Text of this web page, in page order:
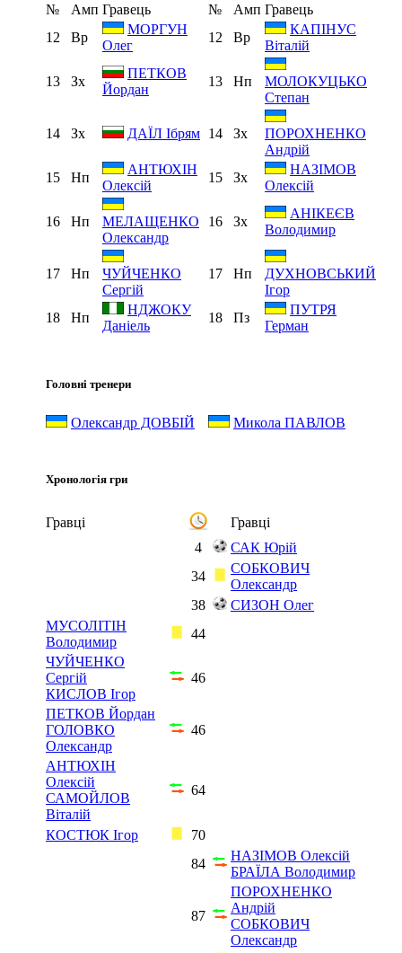
№ Амп Гравець № Амп Гравець
12
Вр
МОРГУН
Олег
12 Вр
КАПІНУС
Віталій
13 Зх
ПЕТКОВ
Йордан
13 Нп
МОЛОКУЦЬКО
Степан
14 Зх ДАЇЛ Ібрям 14 Зх
ПОРОХНЕНКО
Андрій
15
Нп
АНТЮХІН
Олексій
15 Зх
НАЗІМОВ
Олексій
16 Нп
МЕЛАЩЕНКО
Олександр
16 Зх
АНІКЕЄВ
Володимир
17 Нп
ЧУЙЧЕНКО
Сергій
17 Нп
ДУХНОВСЬКИЙ
Ігор
18
Нп
НДЖОКУ
Даніель
18 Пз
ПУТРЯ
Герман
Головні тренери
Олександр ДОВБІЙ Микола ПАВЛОВ
Хронологія гри
Гравці
Гравці
4
САК Юрій
34
СОБКОВИЧ
Олександр
38
СИЗОН Олег
МУСОЛІТІН
Володимир
44
ЧУЙЧЕНКО
Сергій
КИСЛОВ Ігор
46
ПЕТКОВ Йордан
ГОЛОВКО
Олександр
46
АНТЮХІН
Олексій
САМОЙЛОВ
Віталій
64
КОСТЮК Ігор
70
84
НАЗІМОВ Олексій
БРАЇЛА Володимир
87
ПОРОХНЕНКО
Андрій
СОБКОВИЧ
Олександр